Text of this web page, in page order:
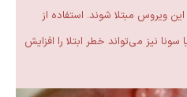
ویروس مبتلا شوند. استفاده از
نیز می‌تواند خطر ابتلا را افزایش